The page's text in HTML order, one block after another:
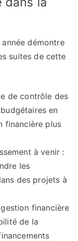
année démontre
suites de cette
de contrôle des
en
financière plus
à venir :
les
des projets à
financière
de la